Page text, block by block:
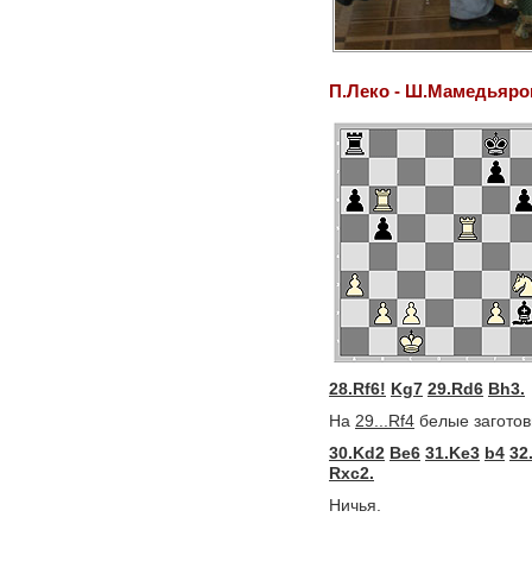
П.Леко -
28.Rf6! Kg7 29.Rd6 Bh3.
На 29...Rf4 белые
30.Kd2 Be6 31.Ke3 b4
Rxc2.
Ничья.